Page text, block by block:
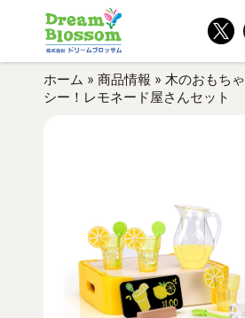
ホーム » 商品情報 » 木のおもちゃ
シー！レモネード屋さんセット